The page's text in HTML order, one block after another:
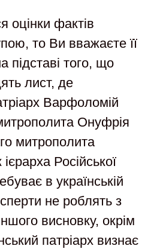
оцінки фактів
то Ви вважаєте її
підставі того, що
лист, де
Варфоломій
Онуфрія
митрополита
Російської
в українській
не роблять з
висновку, окрім
патріарх визнає